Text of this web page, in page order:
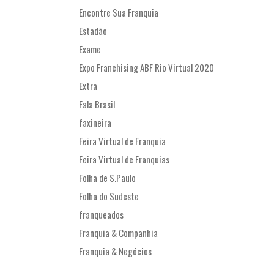
Encontre Sua Franquia
Estadão
Exame
Expo Franchising ABF Rio Virtual 2020
Extra
Fala Brasil
faxineira
Feira Virtual de Franquia
Feira Virtual de Franquias
Folha de S.Paulo
Folha do Sudeste
franqueados
Franquia & Companhia
Franquia & Negócios